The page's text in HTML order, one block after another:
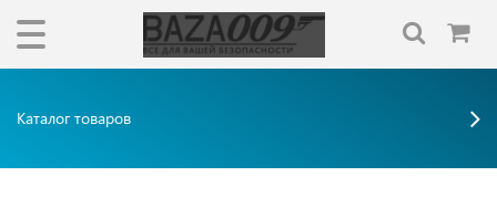
Каталог товаров